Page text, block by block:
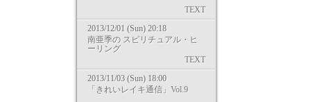
TEXT
2013/12/01 (Sun) 20:18
南亜季の スピリチュアル・ヒ
ーリング
TEXT
2013/11/03 (Sun) 18:00
「きれいレイキ通信」Vol.9